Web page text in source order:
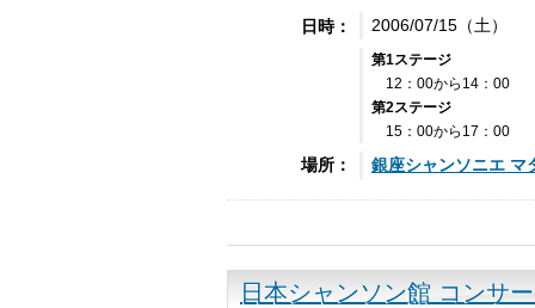
日時：
2006/07/15（土）
第1ステージ
12：00から14：00
第2ステージ
15：00から17：00
場所： 銀座シャンソニエ マ
日本シャンソン館 コンサ